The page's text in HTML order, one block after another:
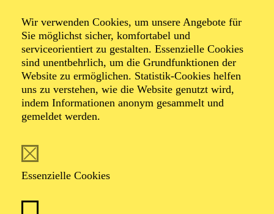
Wir verwenden Cookies, um unsere Angebote für
Sie möglichst sicher, komfortabel und
serviceorientiert zu gestalten. Essenzielle Cookies
sind unentbehrlich, um die Grundfunktionen der
Website zu ermöglichen. Statistik-Cookies helfen
uns zu verstehen, wie die Website genutzt wird,
indem Informationen anonym gesammelt und
gemeldet werden.
Essenzielle Cookies
Der Ticketkauf am 30.03.2027 berechtigt für die Teilnahme am
gesamten Workshop vom 30.03. - 02.04.2027.
AALTO MUSIKTHEATER
Donnerstag
01.04.2027
Aalto-Theater
WIENER BLUT